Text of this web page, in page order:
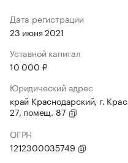
Дата регистрации
23 июня 2021
Уставной капитал
10 000 ₽
Юридический адрес
край Краснодарский, г.
27, помещ. 87
ОГРН
1212300035749